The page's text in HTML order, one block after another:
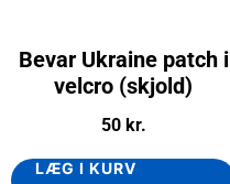
Bevar Ukraine patch i
velcro (skjold)
50 kr.
LÆG I KURV